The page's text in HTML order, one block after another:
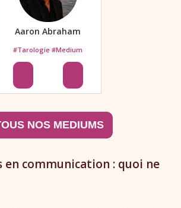
Aaron Abraham
#Tarologie #Medium
en communication : quoi ne